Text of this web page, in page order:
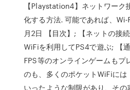
【Playstation4】ネットワーク
化する方法. 可能であれば、
月2日 【目次】; 【ネットの接
WiFiを利用してPS4で遊ぶ; 【
FPS等のオンラインゲームもプ
のも、多くのポケットWiFiには
いったような制限があり、その